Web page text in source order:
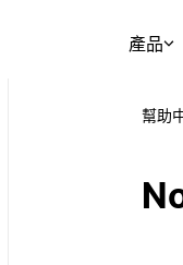
產品
幫助